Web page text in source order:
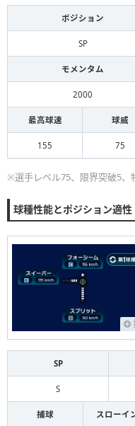
ポジション
SP
モメンタム
2000
最高球速 球威
155 75
※選手レベル75、限界突破5、
球種性能とポジション適性
SP
S
捕球 スローイ